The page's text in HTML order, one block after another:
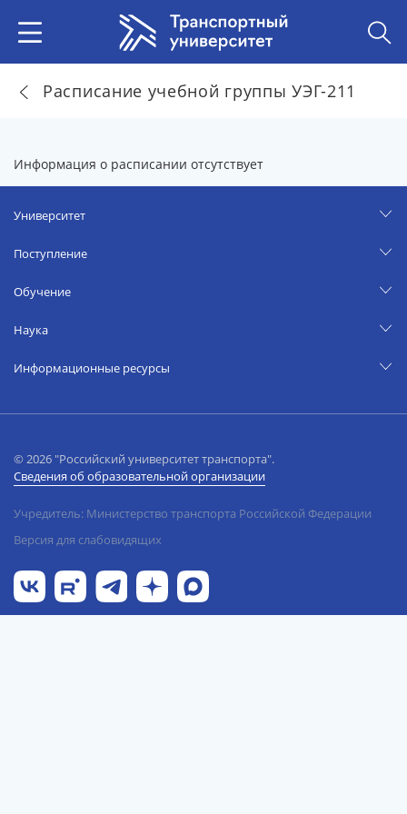
Расписание учебной группы УЭГ-211
Информация о расписании отсутствует
Университет
Поступление
Обучение
Наука
Информационные ресурсы
© 2026 "Российский университет транспорта".
Сведения об образовательной организации
Учредитель: Министерство транспорта Российской Федерации
Версия для слабовидящих